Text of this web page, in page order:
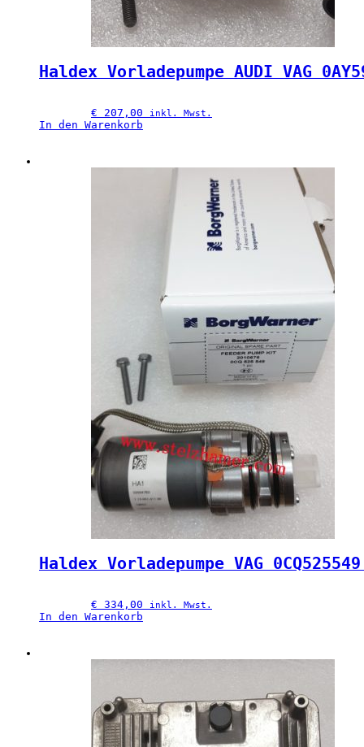
Haldex Vorladepumpe AUDI VAG
€ 207,00 inkl. Mwst.
In den Warenkorb
Haldex Vorladepumpe VAG
€ 334,00 inkl. Mwst.
In den Warenkorb